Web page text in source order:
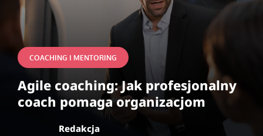
COACHING I MENTORING
Agile coaching: Jak profesjonalny
coach pomaga organizacjom
Redakcja